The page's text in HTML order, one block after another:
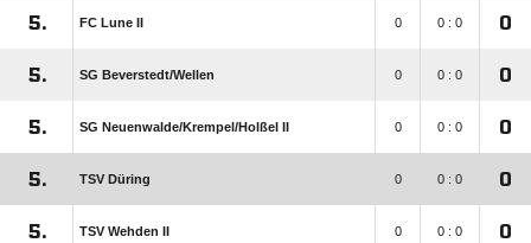
5. FC Lune II 0 0 : 0 0
5. SG Beverstedt/​Wellen 0 0 : 0 0
5. SG Neuenwalde/​Krempel/​Holßel II 0 0 : 0 0
5. TSV Düring 0 0 : 0 0
5. TSV Wehden II 0 0 : 0 0